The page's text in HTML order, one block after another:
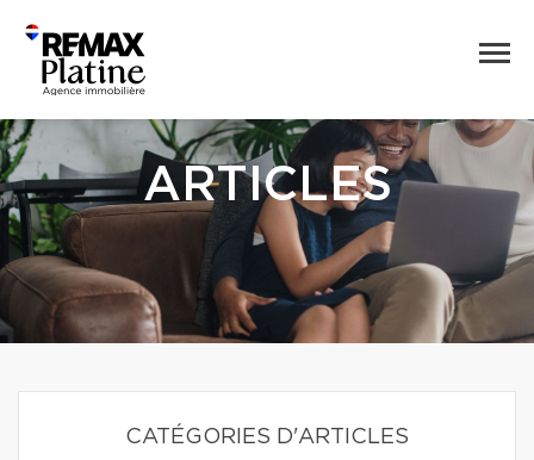
ARTICLES
CATÉGORIES D'ARTICLES